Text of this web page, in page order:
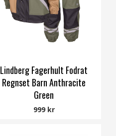
Lindberg Fagerhult Fodrat
Regnset Barn Anthracite
Green
Lindberg
999 kr